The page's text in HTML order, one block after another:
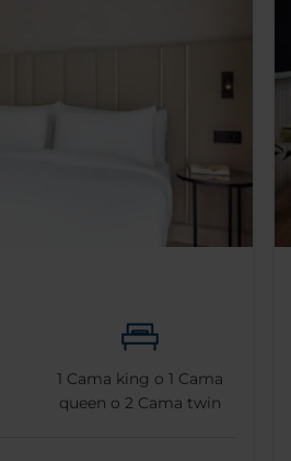
1 Cama king o 1 Cama
queen o 2 Cama twin